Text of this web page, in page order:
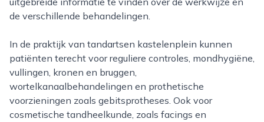
de verschillende behandelingen.
In de praktijk van tandartsen kastelenplein kunnen
patiënten terecht voor reguliere controles, mondhygiëne,
vullingen, kronen en bruggen,
wortelkanaalbehandelingen en prothetische
voorzieningen zoals gebitsprotheses. Ook voor
cosmetische tandheelkunde, zoals facings en